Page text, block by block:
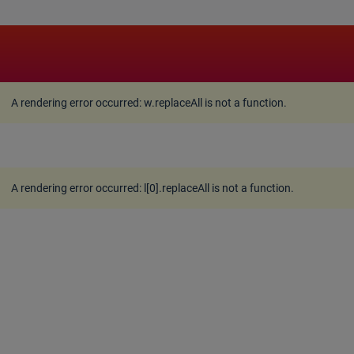
A rendering error occurred:w.replaceAll is not a function
A rendering error occurred:w.replaceAll is not a function.
A rendering error occurred: l[0].replaceAll is not a function.